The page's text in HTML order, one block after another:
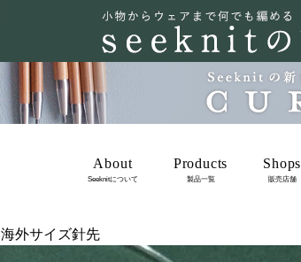
About
Seeknitについて
Products
製品一覧
Shops
販売店舗
海外サイズ針先